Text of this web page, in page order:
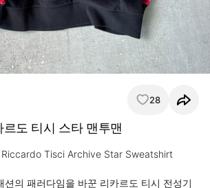
28
도 티시 스타 맨투맨
Tisci Archive Star Sweatshirt
션의 패러다임을 바꾼 리카르도 티시 전성기